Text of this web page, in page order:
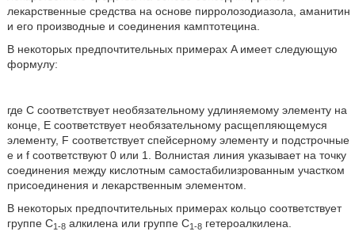
лекарственные средства на основе пирролозодиазола, аманитин
и его производные и соединения камптотецина.
В некоторых предпочтительных примерах A имеет следующую
формулу:
где C соответствует необязательному удлиняемому элементу на
конце, E соответствует необязательному расщепляющемуся
элементу, F соответствует спейсерному элементу и подстрочные
e и f соответствуют 0 или 1. Волнистая линия указывает на точку
соединения между кислотным самостабилизрованным участком
присоединения и лекарственным элементом.
В некоторых предпочтительных примерах кольцо соответствует
группе C1-8алкилена или группе C1-8гетероалкилена.